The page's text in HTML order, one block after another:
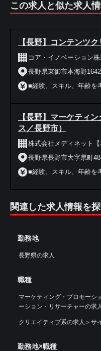
この求人と似た求人
【長野】コンテンツ
コア・イノベーション
長野県東御市本海野1642
■経験、スキル、年齢を
【長野】マーケティ
ス／長野市）
株式会社メディネット【
長野県長野市大字県町
■経験、スキル、年齢を
関連した求人情報を
勤務地
長野県の求人
職種
マーケティング・プロモーシ
ーション・リサーチャーの求
クリエイティブ系の求人 ＞ サ
勤務地×職種